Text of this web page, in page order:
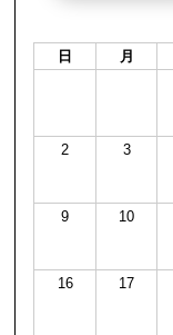
日 月
2 3
9 10
16 17